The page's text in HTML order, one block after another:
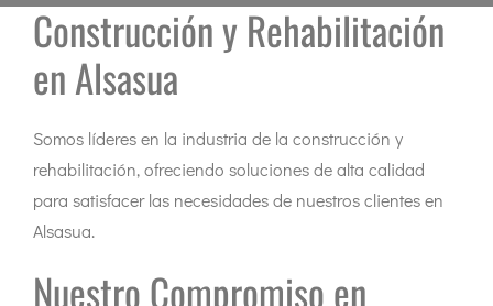
Construcción y Rehabilitación
en Alsasua
Somos líderes en la industria de la construcción y
rehabilitación, ofreciendo soluciones de alta calidad
para satisfacer las necesidades de nuestros clientes en
Alsasua.
Nuestro Compromiso en